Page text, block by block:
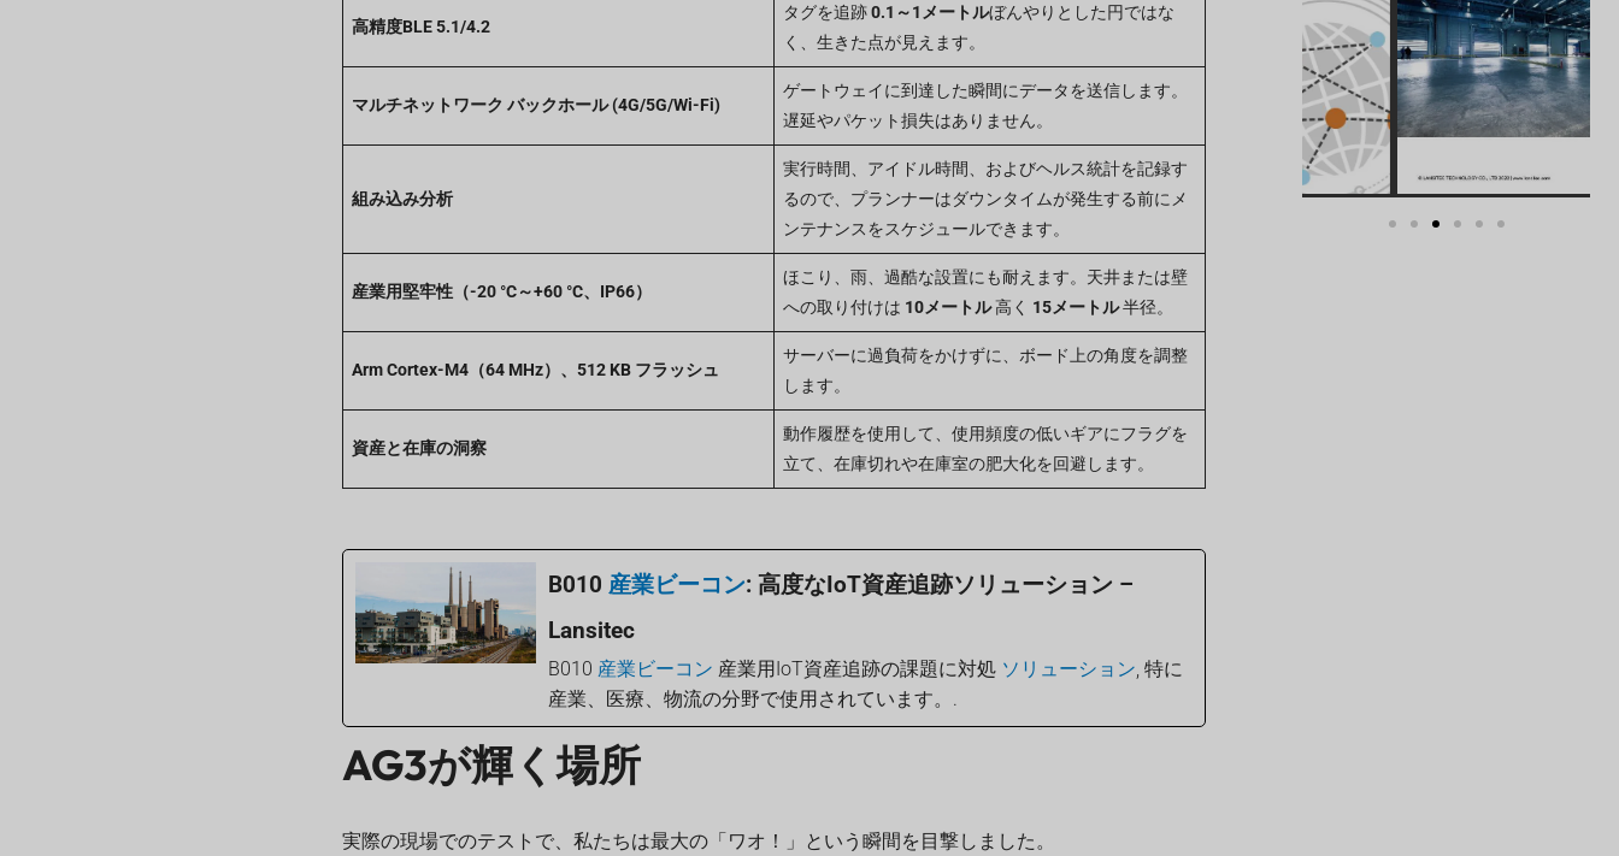
高精度BLE 5.1/4.2
タグを追跡0.1～1メートルぼんやりとした円ではな
く、生きた点が見えます。
マルチネットワーク バックホール (4G/5G/Wi-Fi)
ゲートウェイに到達した瞬間にデータを送信します。
遅延やパケット損失はありません。
組み込み分析
実行時間、アイドル時間、およびヘルス統計を記録す
るので、プランナーはダウンタイムが発生する前にメ
ンテナンスをスケジュールできます。
産業用堅牢性（-20 °C～+60 °C、IP66）
ほこり、雨、過酷な設置にも耐えます。天井または壁
への取り付けは 10メートル高く 15メートル半径。
Arm Cortex-M4（64 MHz）、512 KB フラッシュ
サーバーに過負荷をかけずに、ボード上の角度を調整
します。
資産と在庫の洞察
動作履歴を使用して、使用頻度の低いギアにフラグを
立て、在庫切れや在庫室の肥大化を回避します。
B010 産業ビーコン: 高度なIoT資産追跡ソリューション –
Lansitec
B010 産業ビーコン 産業用IoT資産追跡の課題に対処 ソリューション, 特に
産業、医療、物流の分野で使用されています。.
AG3が輝く場所
実際の現場でのテストで、私たちは最大の「ワオ！」という瞬間を目撃しました。